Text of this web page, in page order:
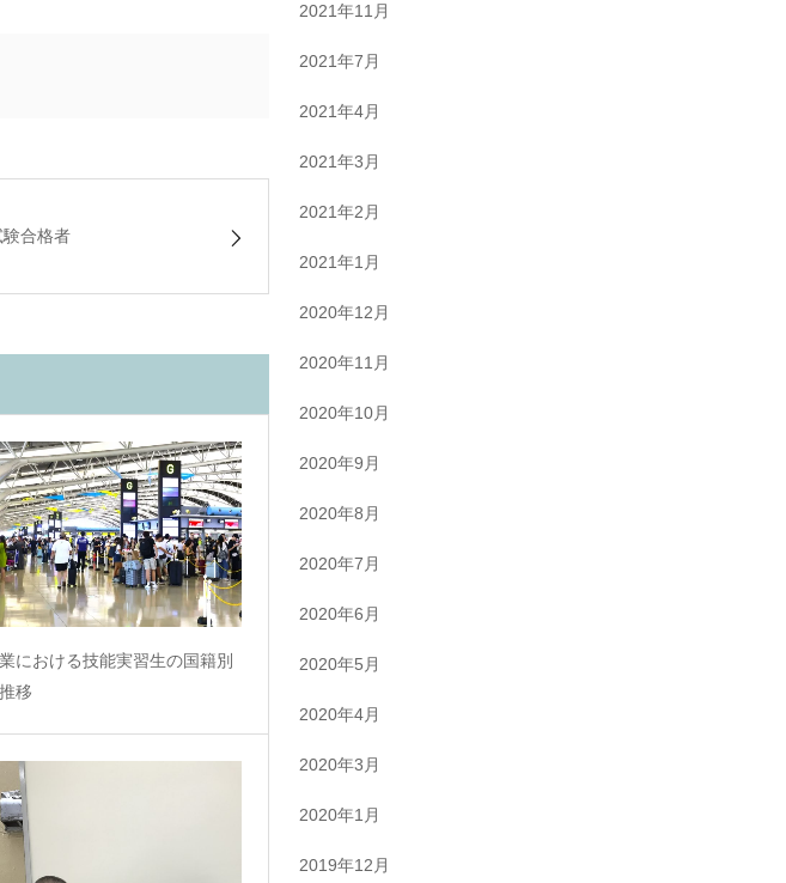
合格者
における技能実習生の国籍別
移
2021年11月
2021年7月
2021年4月
2021年3月
2021年2月
2021年1月
2020年12月
2020年11月
2020年10月
2020年9月
2020年8月
2020年7月
2020年6月
2020年5月
2020年4月
2020年3月
2020年1月
2019年12月